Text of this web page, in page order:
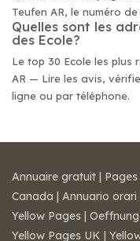
Teufen AR, le numéro
Quelles sont les
des Ecole?
Le top 30 Ecole les plus
AR — Lire les avis,
ligne ou par téléphone.
Annuaire gratuit |
Canada | Annuario orari
Yellow Pages |
Yellow Pages UK |